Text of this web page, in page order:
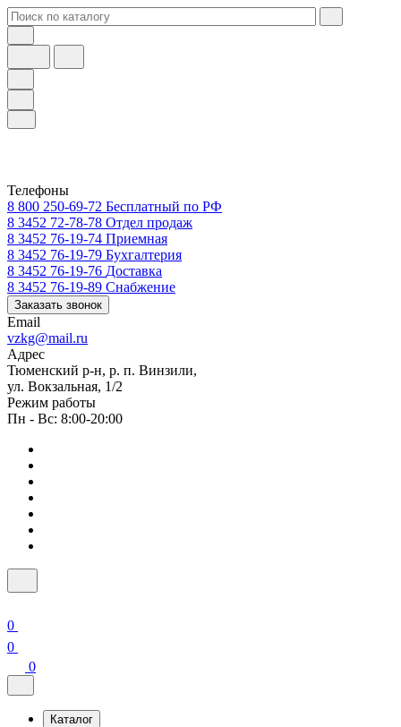
Телефоны
8 800 250-69-72 Бесплатный по РФ
8 3452 72-78-78 Отдел продаж
8 3452 76-19-74 Приемная
8 3452 76-19-79 Бухгалтерия
8 3452 76-19-76 Доставка
8 3452 76-19-89 Снабжение
Заказать звонок
Email
vzkg@mail.ru
Адрес
Тюменский р-н, р. п. Винзили,
ул. Вокзальная, 1/2
Режим работы
Пн - Вс: 8:00-20:00
0
0
0
Каталог